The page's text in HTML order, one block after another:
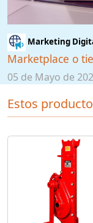
Marketing
Marketplace o
05 de Mayo de
Estos